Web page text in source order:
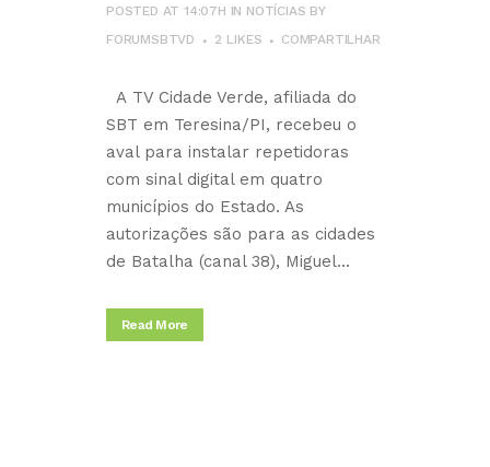
POSTED AT 14:07H IN NOTÍCIAS BY
FORUMSBTVD
2 LIKES COMPARTILHAR
A TV Cidade Verde, afiliada do
SBT em Teresina/PI, recebeu o
aval para instalar repetidoras
com sinal digital em quatro
municípios do Estado. As
autorizações são para as cidades
de Batalha (canal 38), Miguel...
Read More